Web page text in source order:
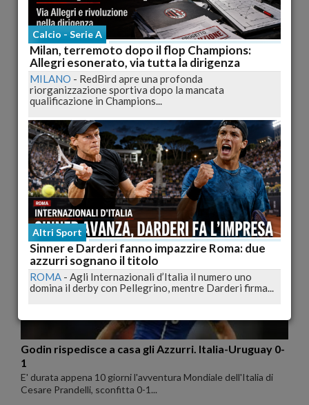
Italia-Uruguay, il dopogara. Prandelli rassegna le
dimissioni, Chiellini furioso con l'arbitro
La mesta e, forse, meritata eliminazione dell'Italia nella fase a
girone del Mondiale brasiliano...
pubblicato il 24/06/2014 21:36
Godin rispedisce a casa gli Azzurri. Italia-Uruguay 0-
1
E' durata appena 10 giorni l'avventura Mondiale dell'Italia di
Cesare Prandelli, sconfitta 0-1...
Calcio - Serie A
Milan, terremoto dopo il flop Champions:
Allegri esonerato, via tutta la dirigenza
MILANO - RedBird apre una profonda
riorganizzazione sportiva dopo la mancata
qualificazione in Champions...
Altri Sport
Sinner e Darderi fanno impazzire Roma: due
azzurri sognano il titolo
ROMA - Agli Internazionali d’Italia il numero uno
domina il derby con Pellegrino, mentre Darderi firma...